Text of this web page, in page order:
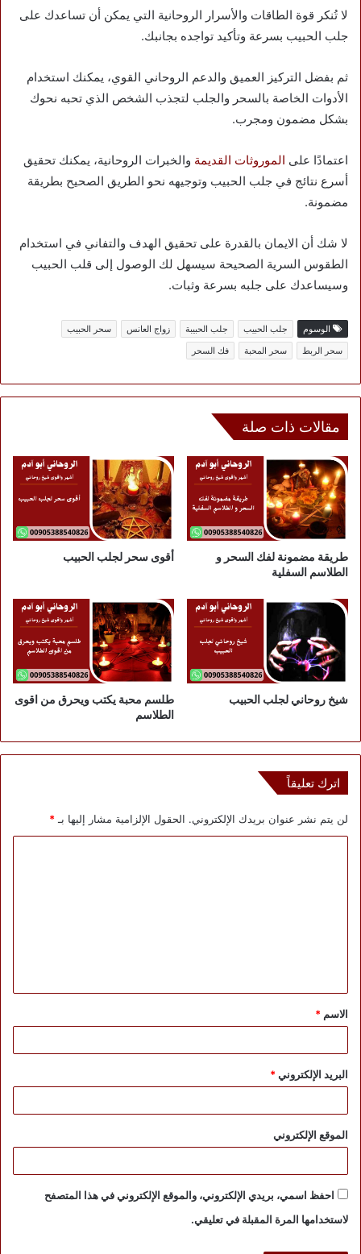
لا تُنكر قوة الطاقات والأسرار الروحانية التي يمكن أن تساعدك على
جلب الحبيب بسرعة وتأكيد تواجده بجانبك.
ثم بفضل التركيز العميق والدعم الروحاني القوي، يمكنك استخدام
الأدوات الخاصة بالسحر والجلب لتجذب الشخص الذي تحبه نحوك
بشكل مضمون ومجرب.
اعتمادًا على الموروثات القديمة والخبرات الروحانية، يمكنك تحقيق
أسرع نتائج في جلب الحبيب وتوجيهه نحو الطريق الصحيح بطريقة
مضمونة.
لا شك أن الايمان بالقدرة على تحقيق الهدف والتفاني في استخدام
الطقوس السرية الصحيحة سيسهل لك الوصول إلى قلب الحبيب
وسيساعدك على جلبه بسرعة وثبات.
الوسوم جلب الحبيب جلب الحبيبة زواج العانس
سحر الحبيب
سحر الربط
سحر المحبة فك السحر
مقالات ذات صلة
طريقة مضمونة لفك السحر و
الطلاسم السفلية
أقوى سحر لجلب الحبيب
شيخ روحاني لجلب الحبيب
طلسم محبة يكتب ويحرق من اقوى
الطلاسم
اترك تعليقاً
لن يتم نشر عنوان بريدك الإلكتروني. الحقول الإلزامية مشار إليها بـ *
ق
*
الاسم *
البريد الإلكتروني*
الموقع الإلكتروني
احفظ اسمي، بريدي الإلكتروني، والموقع الإلكتروني في هذا المتصفح
لاستخدامها المرة المقبلة في تعليقي.